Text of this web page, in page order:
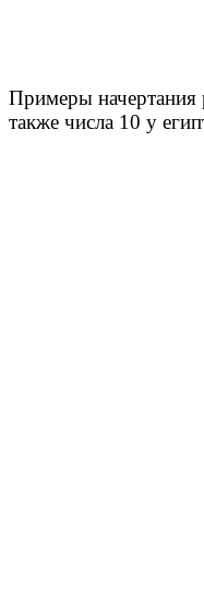
Примеры начертания
также числа 10 у